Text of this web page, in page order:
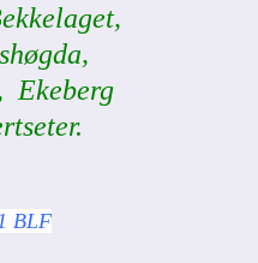
Ekeberg
BLF